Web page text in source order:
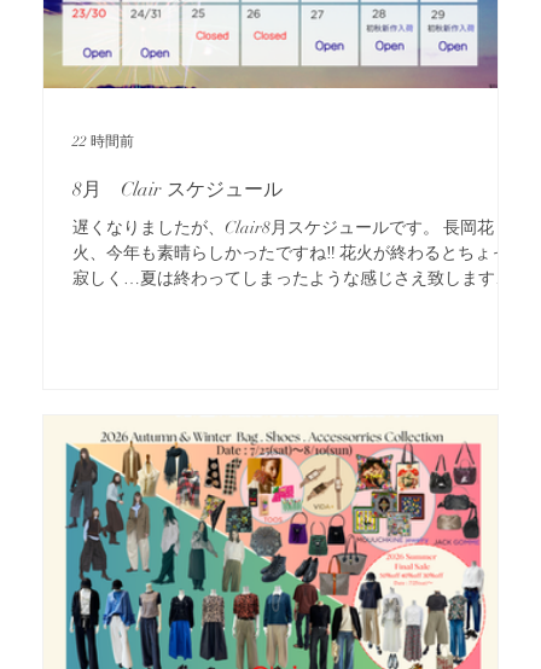
8月 Clair スケジュール
遅くなりましたが、Clair8月スケジュールです。 長岡花
火、今年も素晴らしかったですね‼ 花火が終わるとちょっと
寂しく…夏は終わってしまったような感じさえ致します。
22 時間前